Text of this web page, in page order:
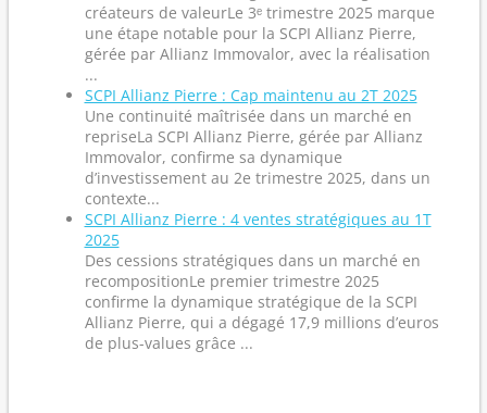
créateurs de valeurLe 3ᵉ trimestre 2025 marque
une étape notable pour la SCPI Allianz Pierre,
gérée par Allianz Immovalor, avec la réalisation
...
SCPI Allianz Pierre : Cap maintenu au 2T 2025
Une continuité maîtrisée dans un marché en
repriseLa SCPI Allianz Pierre, gérée par Allianz
Immovalor, confirme sa dynamique
d’investissement au 2e trimestre 2025, dans un
contexte...
SCPI Allianz Pierre : 4 ventes stratégiques au 1T
2025
Des cessions stratégiques dans un marché en
recompositionLe premier trimestre 2025
confirme la dynamique stratégique de la SCPI
Allianz Pierre, qui a dégagé 17,9 millions d’euros
de plus-values grâce ...